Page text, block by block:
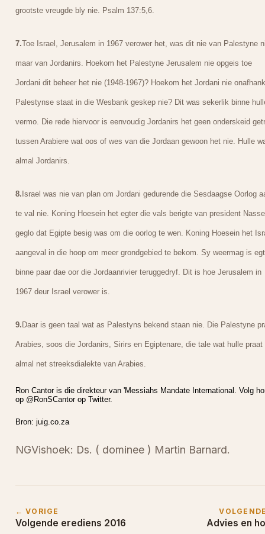
grootste vreugde bly nie. Psalm 137:5,6.
7.Toe Israel, Jerusalem in 1967 verower het, was dit nie van Palestyne
maar van Jordanirs. Hoekom het Palestyne Jerusalem nie opgeis toe
Jordani dit beheer het nie (1948-1967)? Hoekom het Jordani nie
Palestynse staat in die Wesbank geskep nie? Dit was sekerlik binne
vermo. Die rede hiervoor is eenvoudig Jordanirs het geen onderskeid
tussen Arabiere wat oos of wes van die Jordaan gewoon het nie. Hulle
almal Jordanirs.
8. Israel was nie van plan om Jordani gedurende die Sesdaagse Oorlog
te val nie. Koning Hoesein het egter die vals berigte van president
geglo dat Egipte besig was om die oorlog te wen. Koning Hoesein het
aangeval in die hoop om meer grondgebied te bekom. Sy weermag is
binne paar dae oor die Jordaanrivier teruggedryf. Dit is hoe Jerusalem in
1967 deur Israel verower is.
9. Daar is geen taal wat as Palestyns bekend staan nie. Die Palestyne
Arabies, soos die Jordanirs, Sirirs en Egiptenare, die tale wat hulle praat
almal net streeksdialekte van Arabies.
Ron Cantor is die direkteur van 'Messiahs Mandate International. Volg
op @RonSCantor op Twitter.
Bron: juig.co.za
NGVishoek: Ds. ( dominee ) Martin Barnard.
← VORIGE
Volgende erediens 2016 Advies en